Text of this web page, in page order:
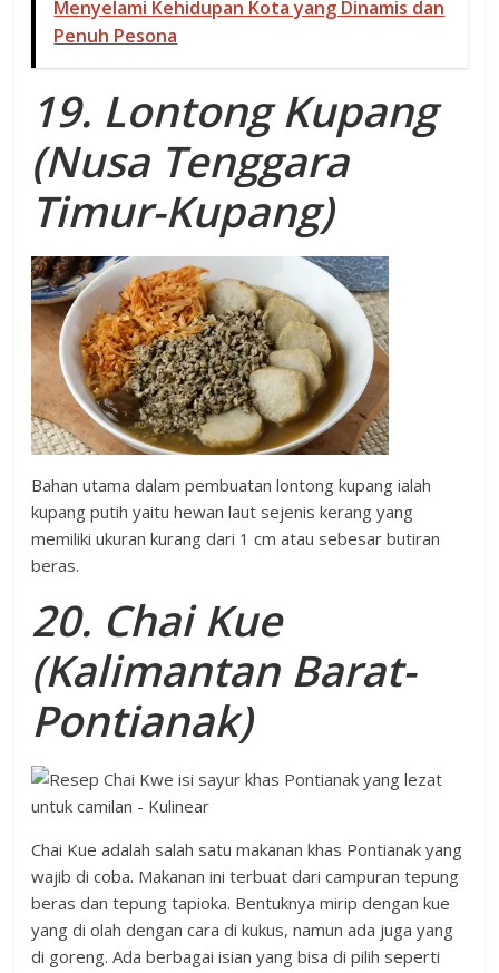
Menyelami Kehidupan Kota yang Dinamis dan
Penuh Pesona
19. Lontong Kupang
(Nusa Tenggara
Timur-Kupang)
Bahan utama dalam pembuatan lontong kupang ialah
kupang putih yaitu hewan laut sejenis kerang yang
memiliki ukuran kurang dari 1 cm atau sebesar butiran
beras.
20. Chai Kue
(Kalimantan Barat-
Pontianak)
Chai Kue adalah salah satu makanan khas Pontianak yang
wajib di coba. Makanan ini terbuat dari campuran tepung
beras dan tepung tapioka. Bentuknya mirip dengan kue
yang di olah dengan cara di kukus, namun ada juga yang
di goreng. Ada berbagai isian yang bisa di pilih seperti